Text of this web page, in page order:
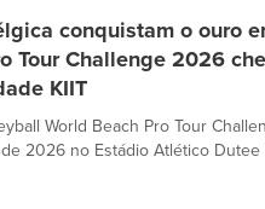
conquistam o ouro
Tour Challenge 2026
KIIT
World Beach Pro Tour
2026 no Estádio Atlético Dutee